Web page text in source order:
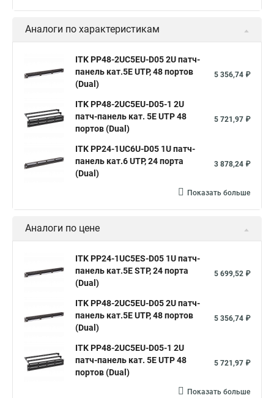
Аналоги по характеристикам
ITK PP48-2UC5EU-D05 2U патч-
панель кат.5Е UTP, 48 портов
(Dual)
5 356,74 ₽
ITK PP48-2UC5EU-D05-1 2U
патч-панель кат. 5Е UTP 48
портов (Dual)
5 721,97 ₽
ITK PP24-1UC6U-D05 1U патч-
панель кат.6 UTP, 24 порта
(Dual)
3 878,24 ₽
Показать больше
Аналоги по цене
ITK PP24-1UC5ES-D05 1U патч-
панель кат.5Е STP, 24 порта
(Dual)
5 699,52 ₽
ITK PP48-2UC5EU-D05 2U патч-
панель кат.5Е UTP, 48 портов
(Dual)
5 356,74 ₽
ITK PP48-2UC5EU-D05-1 2U
патч-панель кат. 5Е UTP 48
портов (Dual)
5 721,97 ₽
Показать больше